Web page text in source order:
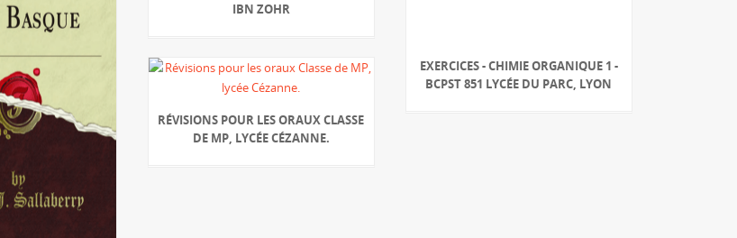
EXERCICES - CHIMIE ORGANIQUE 1 -
BCPST 851 LYCÉE DU PARC, LYON
IBN ZOHR
RÉVISIONS POUR LES ORAUX CLASSE
DE MP, LYCÉE CÉZANNE.